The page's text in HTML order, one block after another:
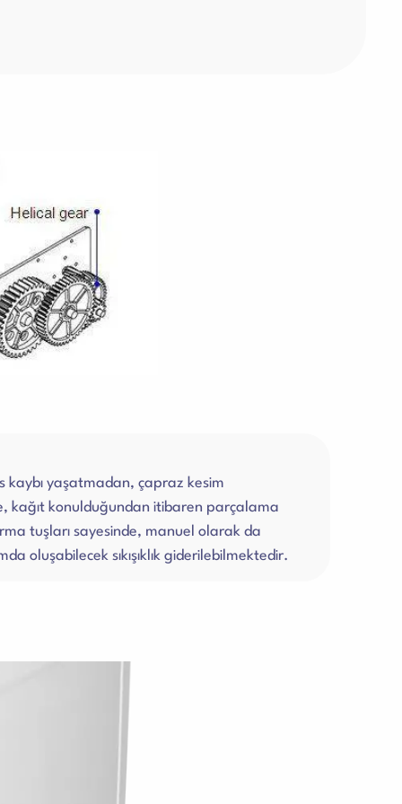
kaybı yaşatmadan, çapraz kesim
kağıt konulduğundan itibaren parçalama
tuşları sayesinde, manuel olarak da
oluşabilecek sıkışıklık giderilebilmektedir.